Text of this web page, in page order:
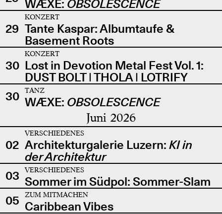
WÆXE: OBSOLESCENCE
29
KONZERT
Tante Kaspar: Albumtaufe &
Basement Roots
30
KONZERT
Lost in Devotion Metal Fest Vol. 1:
DUST BOLT | THOLA | LOTRIFY
30
TANZ
WÆXE: OBSOLESCENCE
Juni 2026
02
VERSCHIEDENES
Architekturgalerie Luzern: KI in
der Architektur
03
VERSCHIEDENES
Sommer im Südpol: Sommer-Slam
05
ZUM MITMACHEN
Caribbean Vibes